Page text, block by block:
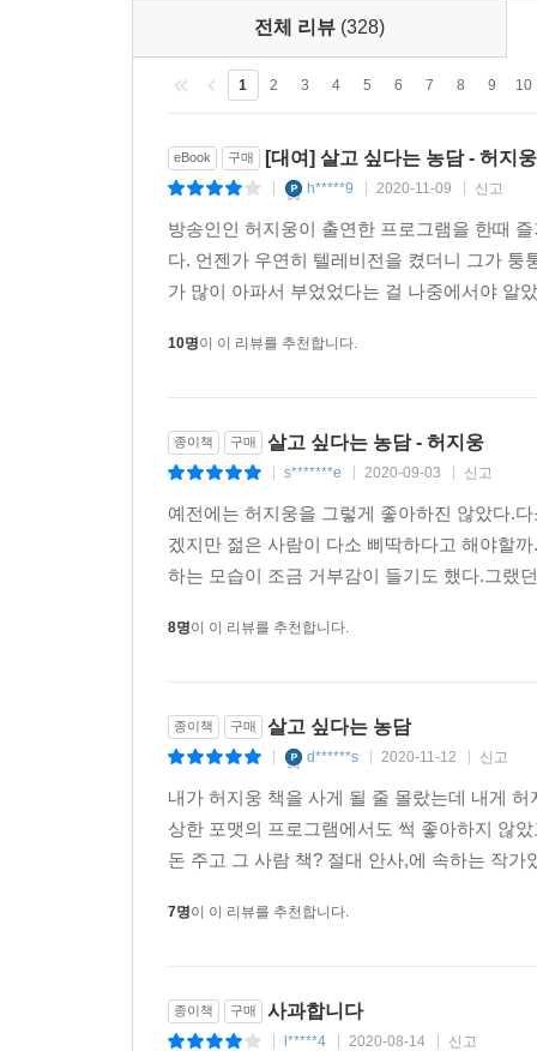
저자는 2부와 3부에서 다양한 영화 속 인물과
흘러가는지를 보여준다. 미국 대통령 자리에까
1890년대 아일랜드의 천재 작가로 최고의 인기
들려주는 이야기를 따라가다 보면, 불행과 피해
불행한 일들 때문에 불행해지는 것이 아니라, 불
“매우 운이 좋은 소수를 제외하면 여러분은 노
알아봐주길 갈망할 것이다. 나를 제외한 다른 사
괴물이 되는 건 시간문제다. 평가에 잠식되어서
이에 대한 반대 사례로 저자는 니체의 이야기를
빠지는 등 지옥 같은 시간을 보냈지만, 그 참혹
저자는 삶의 모든 괴로움을 불행의 탓으로 돌리
조언한다.
“과거는 변수일 뿐 영원히 벗어날 수 없는 저주
것이다. 불행이 있다면, 거기 반드시 희망도 함
모색해나갈 수 있는 어른이 되길. 그리고 행복하길
그럼에도 불구하고,
다시 한번 삶을 버텨내는 용기에 대하여
저자가 전작에서부터 줄곧 강조해온 화두는 ‘버
“여러분의 고통에 관해 알고 있다고 말하고 싶지
수 없으며 천 명에게 천 가지의 천장과 바닥이
전체 리뷰 (328)
1 2 3 4 5 6 7 8 9 10
eBook 구매 [대여] 살고 싶다는 농담 - 허지웅
h*****9 2020-11-09 신고
방송인인 허지웅이 출연한 프로그램을 한때
다. 언젠가 우연히 텔레비전을 켰더니 그가
가 많이 아파서 부었었다는 걸 나중에서야 알
10명이 이 리뷰를 추천합니다.
종이책 구매 살고 싶다는 농담 - 허지웅
s*******e 2020-09-03 신고
예전에는 허지웅을 그렇게 좋아하진 않았다.
겠지만 젊은 사람이 다소 삐딱하다고 해야할
하는 모습이 조금 거부감이 들기도 했다.그랬
8명이 이 리뷰를 추천합니다.
종이책 구매 살고 싶다는 농담
d******s 2020-11-12 신고
내가 허지웅 책을 사게 될 줄 몰랐는데 내게
상한 포맷의 프로그램에서도 썩 좋아하지 않
돈 주고 그 사람 책? 절대 안사,에 속하는 작
7명이 이 리뷰를 추천합니다.
종이책 구매 사과합니다
l*****4 2020-08-14 신고